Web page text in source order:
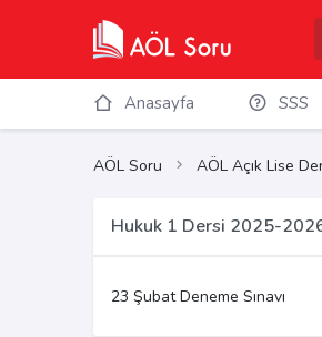
Anasayfa SSS
AÖL Soru AÖL Açık Lise
Hukuk 1 Dersi 2025-2026
23 Şubat Deneme Sınavı